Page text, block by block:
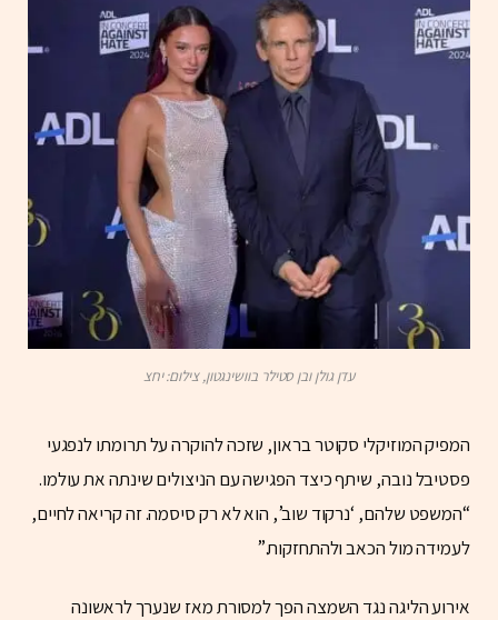
עדן גולן ובן סטילר בוושינגטון, צילום: יחצ
המפיק המוזיקלי סקוטר בראון, שזכה להוקרה על תרומתו לנפגעי
פסטיבל נובה, שיתף כיצד הפגישה עם הניצולים שינתה את עולמו.
“המשפט שלהם, ‘נרקוד שוב’, הוא לא רק סיסמה. זה קריאה לחיים,
לעמידה מול הכאב ולהתחזקות.”
אירוע הליגה נגד השמצה הפך למסורת מאז שנערך לראשונה